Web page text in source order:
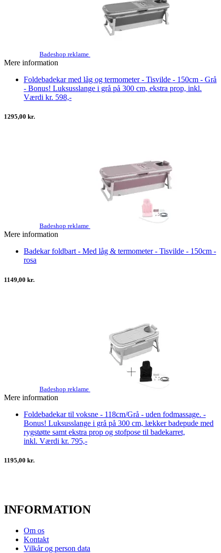
Badeshop reklame
Mere information
Foldebadekar med låg og termometer - Tisvilde - 150cm - Grå
- Bonus! Luksusslange i grå på 300 cm, ekstra prop, inkl.
Værdi kr. 598,-
1295,00 kr.
Badeshop reklame
Mere information
Badekar foldbart - Med låg & termometer - Tisvilde - 150cm -
rosa
1149,00 kr.
Badeshop reklame
Mere information
Foldebadekar til voksne - 118cm/Grå - uden fodmassage. -
Bonus! Luksusslange i grå på 300 cm, lækker badepude med
rygstøtte samt ekstra prop og stofpose til badekarret,
inkl. Værdi kr. 795,-
1195,00 kr.
INFORMATION
Om os
Kontakt
Vilkår og person data